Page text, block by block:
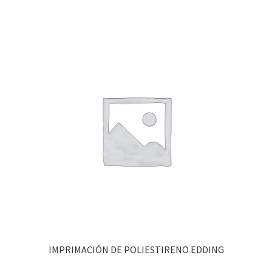
IMPRIMACIÓN DE POLIESTIRENO EDDING